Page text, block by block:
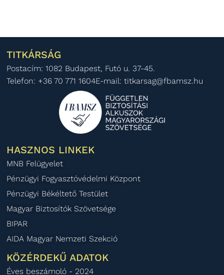
TITKÁRSÁG
Postacím: 1082 Budapest, Futó u. 37-45.
Telefon: +36 70 771 1604E-mail: titkarsag@fbamsz.hu
HASZNOS LINKEK
MNB Felügyelet
Pénzügyi Fogyasztóvédelmi Központ
Pénzügyi Békéltető Testület
Magyar Biztosítók Szövetsége
BIPAR
AIDA Magyar Nemzeti Szekció
KÖZÉRDEKŰ ADATOK
Éves beszámoló - 2024